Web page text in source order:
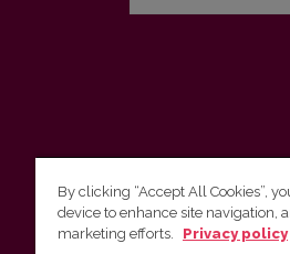
Vilnius University Press
By clicking “Accept All Cookies”,
device to enhance site navigation,
marketing efforts.
Privacy policy